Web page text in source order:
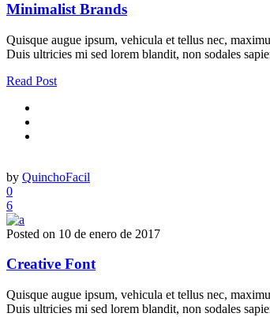
Minimalist Brands
Quisque augue ipsum, vehicula et tellus nec,
Duis ultricies mi sed lorem blandit, non sodales
Read Post
by QuinchoFacil
0
6
Posted on 10 de enero de 2017
Creative Font
Quisque augue ipsum, vehicula et tellus nec,
Duis ultricies mi sed lorem blandit, non sodales